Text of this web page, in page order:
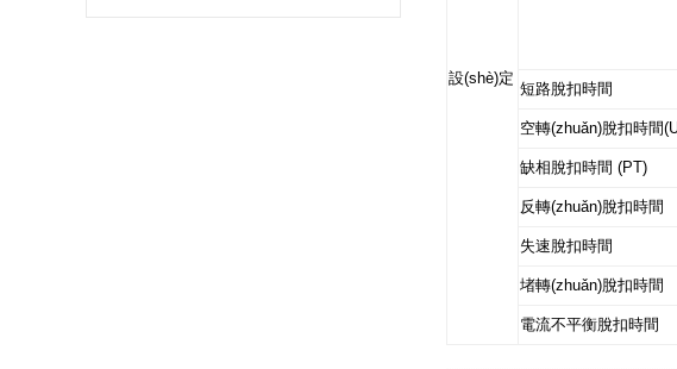
設(shè)定
短路脫扣時間
空轉(zhuǎn)脫扣時間
缺相脫扣時間 (PT)
反轉(zhuǎn)脫扣時間
失速脫扣時間
堵轉(zhuǎn)脫扣時間
電流不平衡脫扣時間